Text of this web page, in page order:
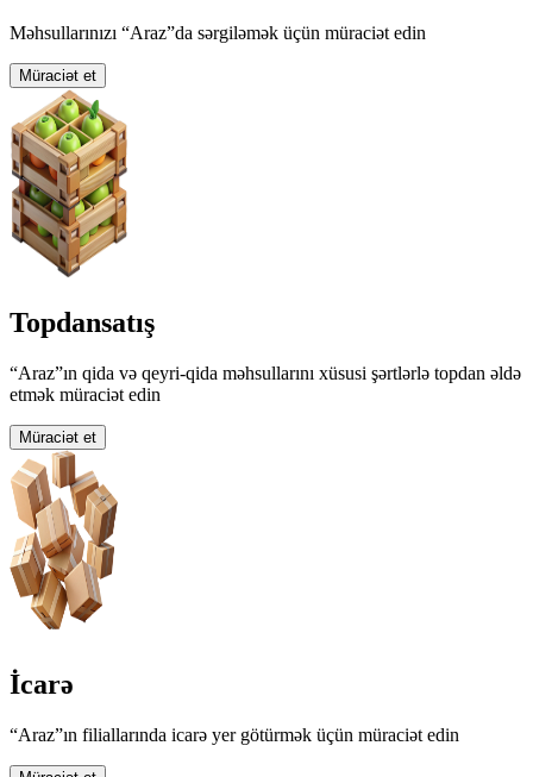
Məhsullarınızı “Araz”da sərgiləmək üçün müraciət edin
Müraciət et
Topdansatış
“Araz”ın qida və qeyri-qida məhsullarını xüsusi şərtlərlə topdan əldə
etmək müraciət edin
Müraciət et
İcarə
“Araz”ın filiallarında icarə yer götürmək üçün müraciət edin